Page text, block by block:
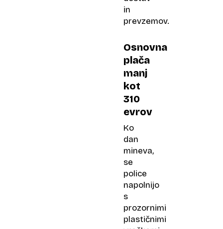
in
prevzemov.
Osnovna
plača
manj
kot
310
evrov
Ko
dan
mineva,
se
police
napolnijo
s
prozornimi
plastičnimi